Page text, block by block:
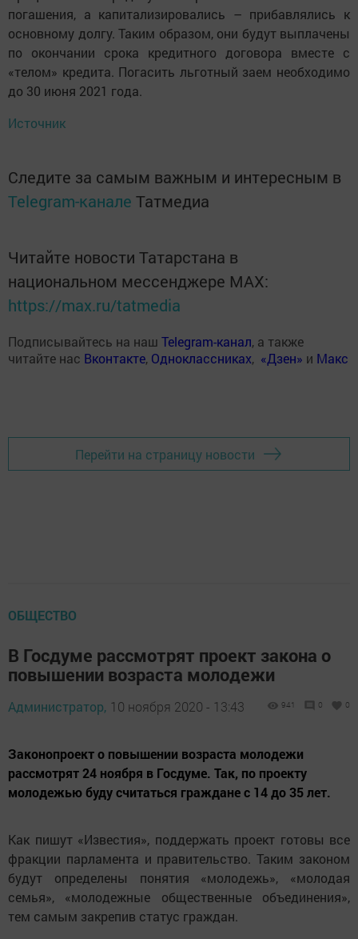
погашения, а капитализировались – прибавлялись к
основному долгу. Таким образом, они будут выплачены
по окончании срока кредитного договора вместе с
«телом» кредита. Погасить льготный заем необходимо
до 30 июня 2021 года.
Источник
Следите за самым важным и интересным в
Telegram-канале Татмедиа
Читайте новости Татарстана в
национальном мессенджере MАХ:
https://max.ru/tatmedia
Подписывайтесь на наш Telegram-канал, а также
читайте нас Вконтакте, Одноклассниках, «Дзен» и Макс
Перейти на страницу новости
ОБЩЕСТВО
В Госдуме рассмотрят проект закона о
повышении возраста молодежи
Администратор, 10 ноября 2020 - 13:43 941 0 0
Законопроект о повышении возраста молодежи
рассмотрят 24 ноября в Госдуме. Так, по проекту
молодежью буду считаться граждане с 14 до 35 лет.
Как пишут «Известия», поддержать проект готовы все
фракции парламента и правительство. Таким законом
будут определены понятия «молодежь», «молодая
семья», «молодежные общественные объединения»,
тем самым закрепив статус граждан.